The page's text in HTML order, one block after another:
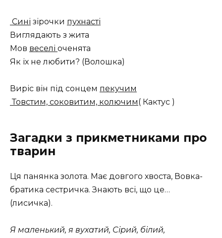
Сині зірочки пухнасті
Виглядають з жита
Мов веселі оченята
Як їх не любити? (Волошка)
Виріс він під сонцем пекучим
Товстим, соковитим, колючим( Кактус )
Загадки з прикметниками про
тварин
Ця панянка золота. Має довгого хвоста, Вовка-
братика сестричка. Знають всі, що це…
(лисичка).
Я маленький, я вухатий, Сірий, білий,